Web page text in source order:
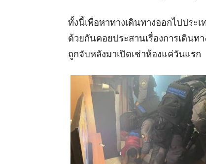
ทั้งนี้เพื่อหาทางเดินทางออกไปประ
ด้วยกันคอยประสานเรื่องการเดินท
ถูกจับหลังมาเปิดเช่าห้องแค่วันแรก